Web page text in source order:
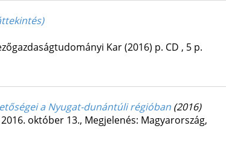
Kar(2016) p. CD , 5 p.
a Nyugat-dunántúli régióban (2016)
október 13., Megjelenés: Magyarország,